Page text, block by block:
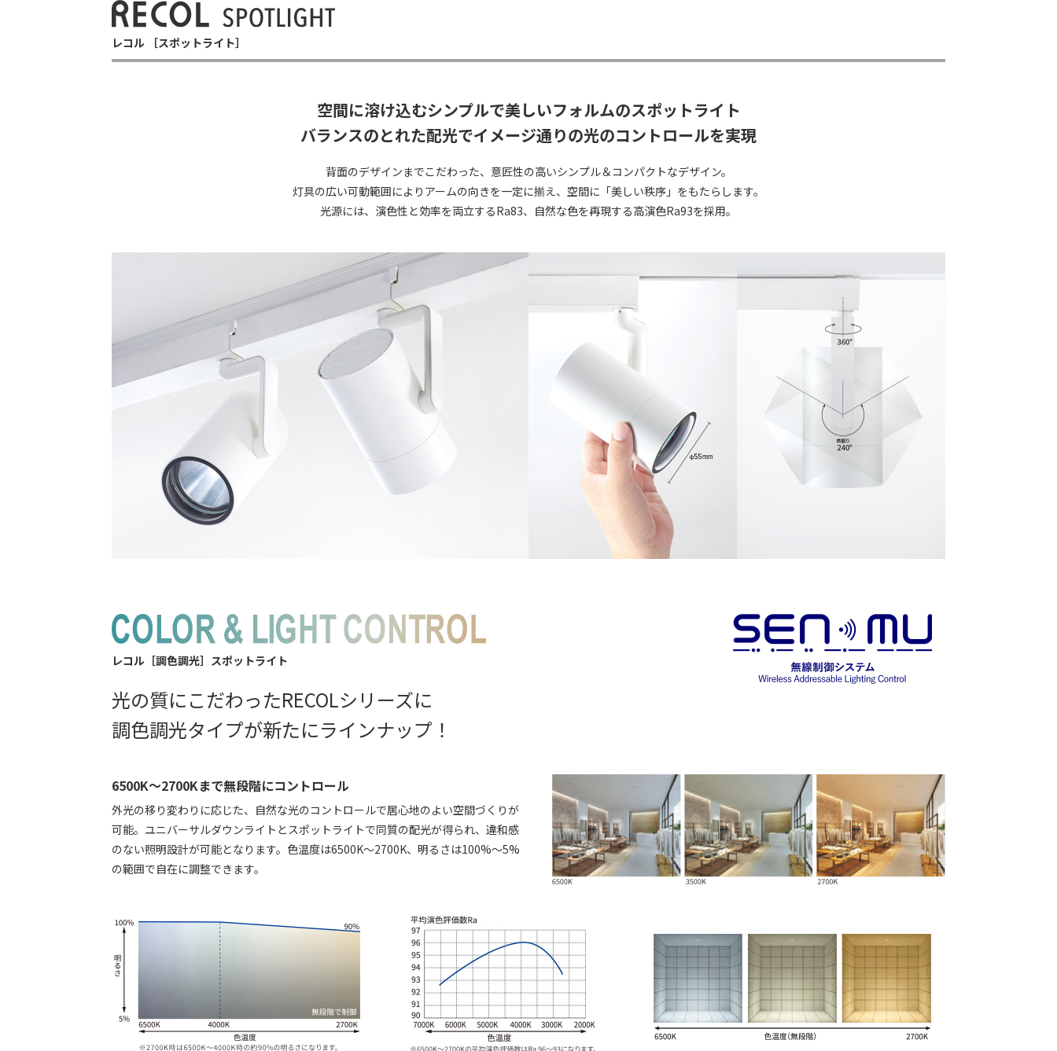
レコル ［スポットライト］
空間に溶け込むシンプルで美しいフォルムのスポットライト
バランスのとれた配光でイメージ通りの光のコントロールを実現
背面のデザインまでこだわった、意匠性の高いシンプル＆コンパクトなデザイン。
灯具の広い可動範囲によりアームの向きを一定に揃え、空間に「美しい秩序」をもたらします。
光源には、演色性と効率を両立するRa83、自然な色を再現する高演色Ra93を採用。
レコル［調色調光］スポットライト
光の質にこだわったRECOLシリーズに
調色調光タイプが新たにラインナップ！
6500K～2700Kまで無段階にコントロール
外光の移り変わりに応じた、自然な光のコントロールで居心地のよい空間づくりが
可能。ユニバーサルダウンライトとスポットライトで同質の配光が得られ、違和感
のない照明設計が可能となります。色温度は6500K～2700K、明るさは100%～5%
の範囲で自在に調整できます。